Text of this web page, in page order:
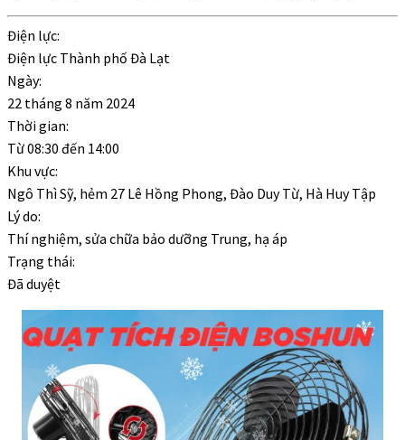
Điện lực:
Điện lực Thành phố Đà Lạt
Ngày:
22 tháng 8 năm 2024
Thời gian:
Từ08:30 đến 14:00
Khu vực:
Ngô Thì Sỹ, hẻm 27 Lê Hồng Phong, Đào Duy Từ, Hà Huy Tập
Lý do:
Thí nghiệm, sửa chữa bảo dưỡng Trung, hạ áp
Trạng thái:
Đã duyệt